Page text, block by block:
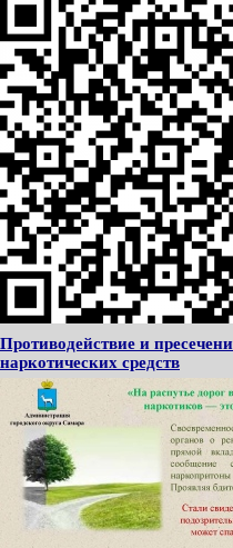
Противодействие и
наркотических средств